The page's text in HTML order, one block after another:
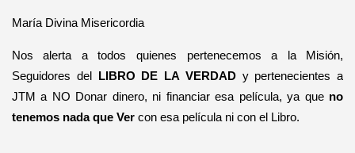
María Divina Misericordia
Nos alerta a todos quienes pertenecemos a la Misión,
Seguidores del LIBRO DE LA VERDADy pertenecientes a
JTM a NO Donar dinero, ni financiar esa película, ya que no
tenemos nada que Vercon esa película ni con el Libro.